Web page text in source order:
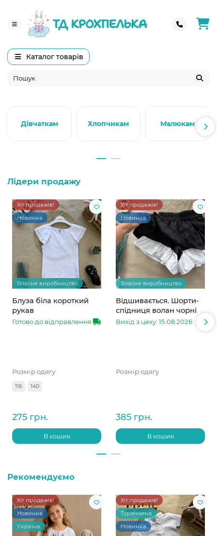
Каталог товарів
Дівчаткам Хлопчикам Малюкам
Лідери продажу
Хіт продажів!
Новинка
Власне виробництво
Блуза біла короткий
рукав
Готово до відправлення
Розмір одягу
116 140
275 грн.
В кошик
Хіт продажів!
Новинка
Власне виробництво
Відшивається. Шорти-
спідниця волан чорні
Вихід з цеху: 15.08.2026
Розмір одягу
385 грн.
В кошик
Рекомендуємо
Хіт продажів!
Новинка
Україна
Хіт продажів!
Туреччина
Новинка